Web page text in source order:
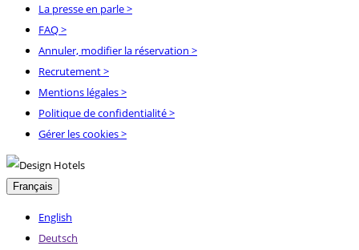
La presse en parle>
FAQ>
Annuler, modifier la réservation >
Recrutement>
Mentions légales>
Politique de confidentialité>
Gérer les cookies >
Français
English
Deutsch